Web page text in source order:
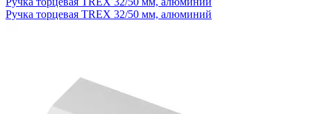
Ручка торцевая TREX 32/50 мм, алюминий